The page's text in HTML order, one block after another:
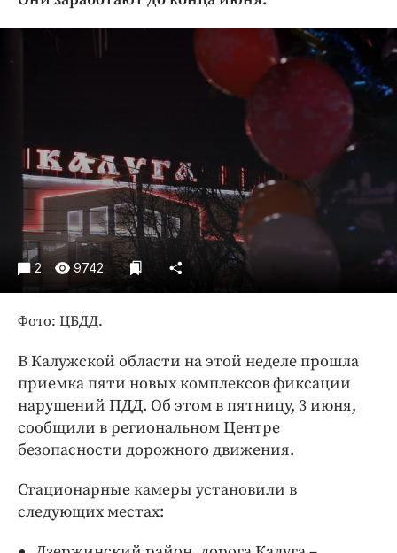
Криминал
Недвижимость и ЖКХ
Погода
Праздники
Происшествия
Спорт
Экономика и бизнес
ПРОЕКТЫ
Блоги
Медиаперсона
Интересное чтиво
Клиника года
Бренд года
2 9742
Фото: ЦБДД.
В Калужской области на этой неделе прошла
приемка пяти новых комплексов фиксации
нарушений ПДД. Об этом в пятницу, 3 июня,
сообщили в региональном Центре
безопасности дорожного движения.
Стационарные камеры установили в
следующих местах: